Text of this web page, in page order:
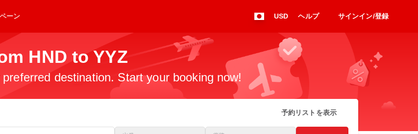
ーン USD ヘルプ サインイン/登録
HND to YYZ
destination. Start your booking now!
予約リストを表示